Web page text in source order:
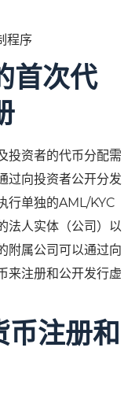
程序
首次代
投资者的代币分配需
过向投资者公开分发
行单独的AML/KYC
法人实体（公司）以
附属公司可以通过向
来注册和公开发行虚
注册和